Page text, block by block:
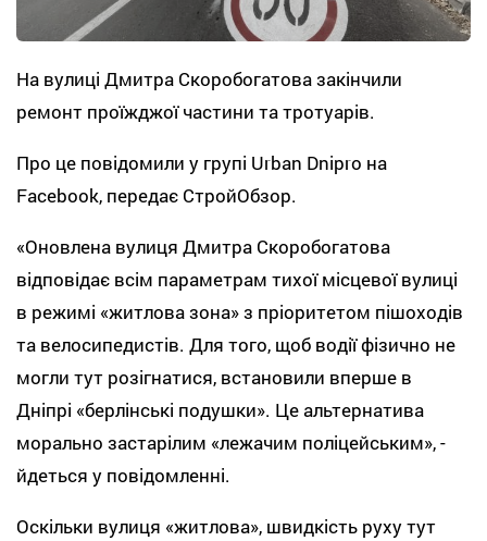
На вулиці Дмитра Скоробогатова закінчили
ремонт проїжджої частини та тротуарів.
Про це повідомили у групі Urban Dnipro на
Facebook, передає СтройОбзор.
«Оновлена вулиця Дмитра Скоробогатова
відповідає всім параметрам тихої місцевої вулиці
в режимі «житлова зона» з пріоритетом пішоходів
та велосипедистів. Для того, щоб водії фізично не
могли тут розігнатися, встановили вперше в
Дніпрі «берлінські подушки». Це альтернатива
морально застарілим «лежачим поліцейським», -
йдеться у повідомленні.
Оскільки вулиця «житлова», швидкість руху тут